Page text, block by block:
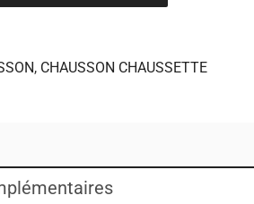
, CHAUSSON CHAUSSETTE